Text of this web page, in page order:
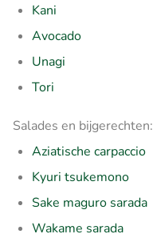
Kani
Avocado
Unagi
Tori
Salades en bijgerechten:
Aziatische carpaccio
Kyuri tsukemono
Sake maguro sarada
Wakame sarada